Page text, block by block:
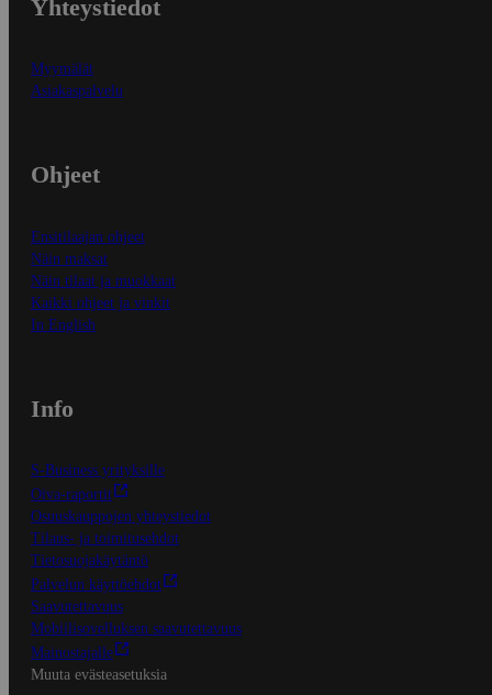
Yhteystiedot
Myymälät
Asiakaspalvelu
Ohjeet
Ensitilaajan ohjeet
Näin maksat
Näin tilaat ja muokkaat
Kaikki ohjeet ja vinkit
In English
Info
S-Business yrityksille
Oiva-raportit
Osuuskauppojen yhteystiedot
Tilaus- ja toimitusehdot
Tietosuojakäytäntö
Palvelun käyttöehdot
Saavutettavuus
Mobiilisovelluksen saavutettavuus
Mainostajalle
Muuta evästeasetuksia